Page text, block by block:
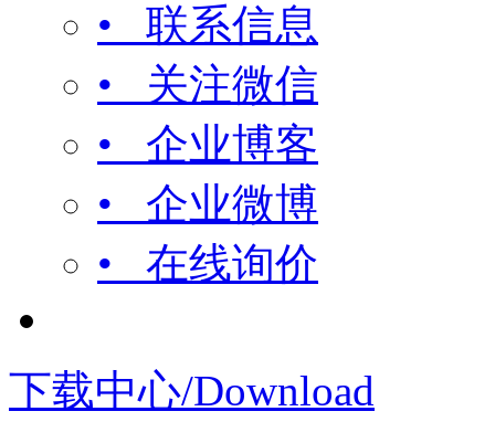
• 联系信息
• 关注微信
• 企业博客
• 企业微博
• 在线询价
下载中心/Download